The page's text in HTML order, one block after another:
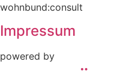
wohnbund:consult
Impressum
powered by